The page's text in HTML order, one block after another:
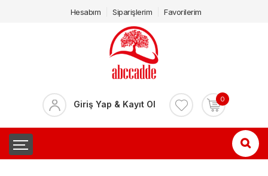
Hesabım Siparişlerim Favorilerim
Giriş Yap & Kayıt Ol 0